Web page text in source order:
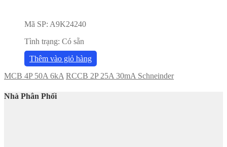
Mã SP: A9K24240
Tình trạng: Có sẵn
Thêm vào giỏ hàng
MCB 4P 50A 6kA RCCB 2P 25A 30mA Schneinder
Nhà Phân Phối